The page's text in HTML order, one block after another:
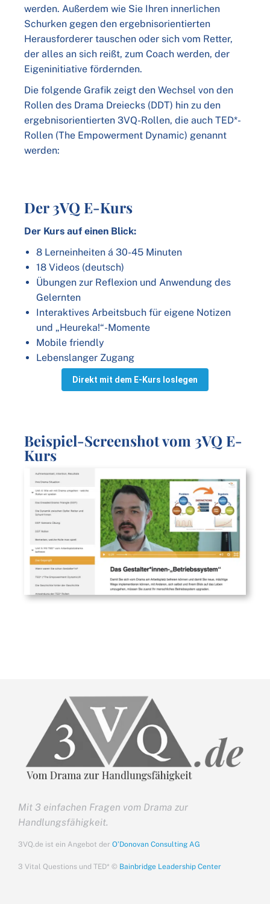
werden. Außerdem wie Sie Ihren innerlichen
Schurken gegen den ergebnisorientierten
Herausforderer tauschen oder sich vom Retter,
der alles an sich reißt, zum Coach werden, der
Eigeninitiative fördernden.
Die folgende Grafik zeigt den Wechsel von den
Rollen des Drama Dreiecks (DDT) hin zu den
ergebnisorientierten 3VQ-Rollen, die auch TED*-
Rollen (The Empowerment Dynamic) genannt
werden:
Der 3VQ E-Kurs
Der Kurs auf einen Blick:
8 Lerneinheiten á 30-45 Minuten
18 Videos (deutsch)
Übungen zur Reflexion und Anwendung des
Gelernten
Interaktives Arbeitsbuch für eigene Notizen
und „Heureka!“-Momente
Mobile friendly
Lebenslanger Zugang
Direkt mit dem E-Kurs loslegen
Beispiel-Screenshot vom 3VQ E-
Kurs
Mit 3 einfachen Fragen vom Drama zur
Handlungsfähigkeit.
3VQ.de ist ein Angebot der O’Donovan Consulting AG
3 Vital Questions und TED* © Bainbridge Leadership Center